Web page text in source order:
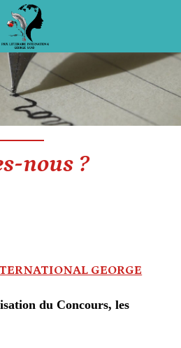
nous ?
GEORGE
duConcours, les